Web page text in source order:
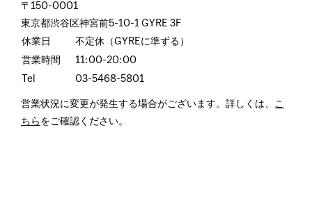
〒150-0001
東京都渋谷区神宮前5-10-1 GYRE 3F
休業日
不定休（GYREに準ずる）
営業時間
11:00-20:00
Tel
03-5468-5801
営業状況に変更が発生する場合がございます。詳しくは、 こ
ちら をご確認ください。